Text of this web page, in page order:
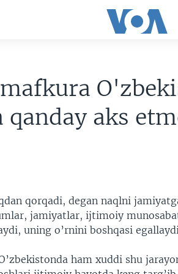
qanday aks
qorqadi, degan naqlni
jamiyatlar, ijtimoiy
uning o’rnini boshqasi
ham xuddi shu